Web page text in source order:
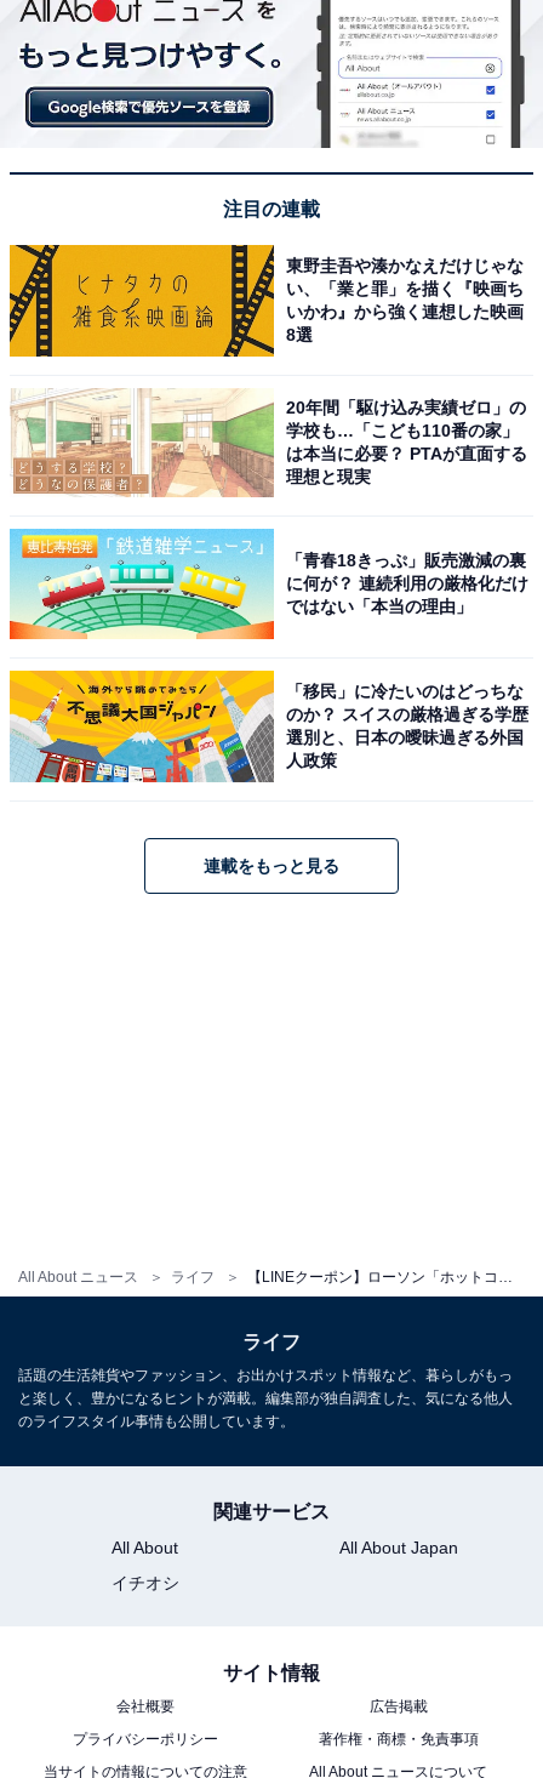
All About ニュース ライフ
リー」が今だけ割引価格に！ 種類豊富なパンが
お得な価格で楽しめる
2
注目の連載
東野圭吾や湊かなえだけじゃな
い、「業と罪」を描く『映画ち
いかわ』から強く連想した映画
8選
20年間「駆け込み実績ゼロ」の
学校も…「こども110番の家」
は本当に必要？ PTAが直面する
理想と現実
「青春18きっぷ」販売激減の裏
に何が？ 連続利用の厳格化だけ
ではない「本当の理由」
「移民」に冷たいのはどっちな
のか？ スイスの厳格過ぎる学歴
選別と、日本の曖昧過ぎる外国
人政策
連載をもっと見る
ライフ
話題の生活雑貨やファッション、お出かけスポット情報など、暮らしがもっ
と楽しく、豊かになるヒントが満載。編集部が独自調査した、気になる他人
のライフスタイル事情も公開しています。
関連サービス
All About
All About Japan
イチオシ
サイト情報
会社概要
広告掲載
プライバシーポリシー
著作権・商標・免責事項
当サイトの情報についての注意
All About ニュースについて